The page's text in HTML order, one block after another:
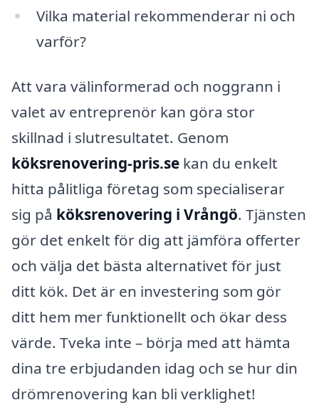
Vilka material rekommenderar ni och
varför?
Att vara välinformerad och noggrann i
valet av entreprenör kan göra stor
skillnad i slutresultatet. Genom
köksrenovering-pris.se kan du enkelt
hitta pålitliga företag som specialiserar
sig på köksrenovering i Vrångö. Tjänsten
gör det enkelt för dig att jämföra offerter
och välja det bästa alternativet för just
ditt kök. Det är en investering som gör
ditt hem mer funktionellt och ökar dess
värde. Tveka inte – börja med att hämta
dina tre erbjudanden idag och se hur din
drömrenovering kan bli verklighet!